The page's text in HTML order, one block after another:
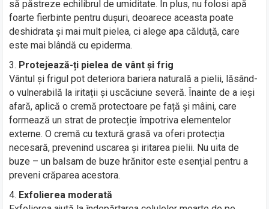
să păstreze echilibrul de umiditate. În plus, nu folosi apă
foarte fierbinte pentru dușuri, deoarece aceasta poate
deshidrata și mai mult pielea, ci alege apa călduță, care
este mai blândă cu epiderma.
Protejează-ți pielea de vânt și frig
Vântul și frigul pot deteriora bariera naturală a pielii, lăsând-
o vulnerabilă la iritații și uscăciune severă. Înainte de a ieși
afară, aplică o cremă protectoare pe față și mâini, care
formează un strat de protecție împotriva elementelor
externe. O cremă cu textură grasă va oferi protecția
necesară, prevenind uscarea și iritarea pielii. Nu uita de
buze – un balsam de buze hrănitor este esențial pentru a
preveni crăparea acestora.
Exfolierea moderată